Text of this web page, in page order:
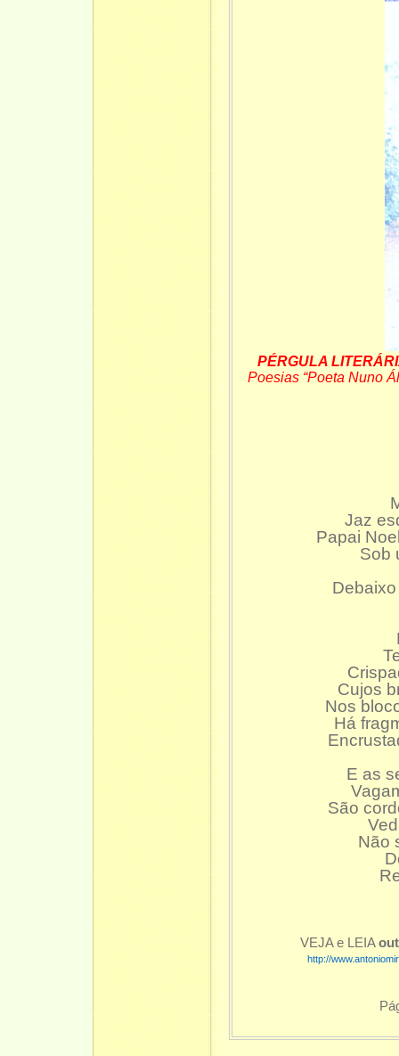
PÉRGULA
Poesias “Poeta Nuno
Jaz
Papai
Sob
Cujos
Nos
Há
E as
São
Não
VEJA e LEIA
http://